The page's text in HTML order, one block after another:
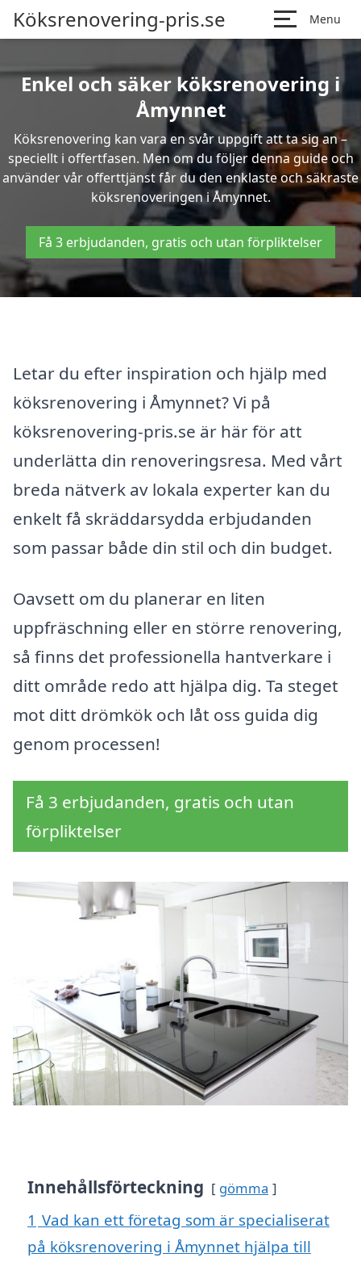
Köksrenovering-pris.se Menu
Enkel och säker köksrenovering i
Åmynnet
Köksrenovering kan vara en svår uppgift att ta sig an –
speciellt i offertfasen. Men om du följer denna guide och
använder vår offerttjänst får du den enklaste och säkraste
köksrenoveringen i Åmynnet.
Få 3 erbjudanden, gratis och utan förpliktelser
Letar du efter inspiration och hjälp med
köksrenovering i Åmynnet? Vi på
köksrenovering-pris.se är här för att
underlätta din renoveringsresa. Med vårt
breda nätverk av lokala experter kan du
enkelt få skräddarsydda erbjudanden
som passar både din stil och din budget.
Oavsett om du planerar en liten
uppfräschning eller en större renovering,
så finns det professionella hantverkare i
ditt område redo att hjälpa dig. Ta steget
mot ditt drömkök och låt oss guida dig
genom processen!
Få 3 erbjudanden, gratis och utan
förpliktelser
Innehållsförteckning gömma
1 Vad kan ett företag som är specialiserat
på köksrenovering i Åmynnet hjälpa till